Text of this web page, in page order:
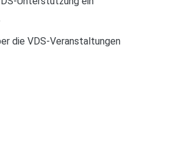
die VDS-Veranstaltungen